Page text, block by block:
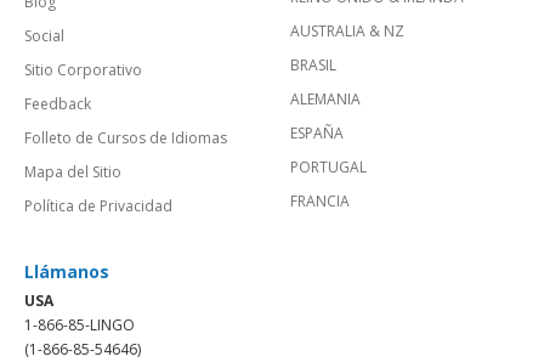
Social
Sitio Corporativo
Feedback
Folleto de Cursos de Idiomas
Mapa del Sitio
Política de Privacidad
AUSTRALIA & NZ
BRASIL
ALEMANIA
ESPAÑA
PORTUGAL
FRANCIA
Llámanos
USA
1-866-85-LINGO
(1-866-85-54646)